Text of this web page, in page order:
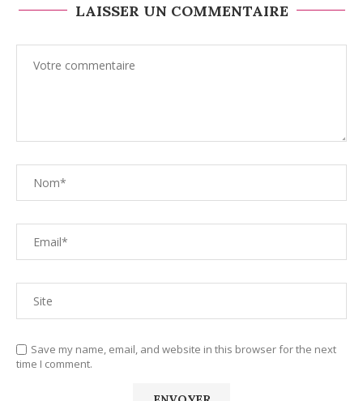
LAISSER UN COMMENTAIRE
Save my name, email, and website in this browser for the next
time I comment.